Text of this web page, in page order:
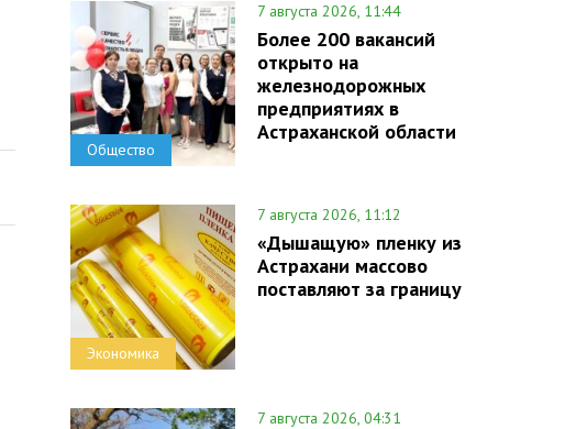
Общество
7 августа 2026, 11:44
Более 200 вакансий
открыто на
железнодорожных
предприятиях в
Астраханской области
Экономика
7 августа 2026, 11:12
«Дышащую» пленку из
Астрахани массово
поставляют за границу
7 августа 2026, 04:31